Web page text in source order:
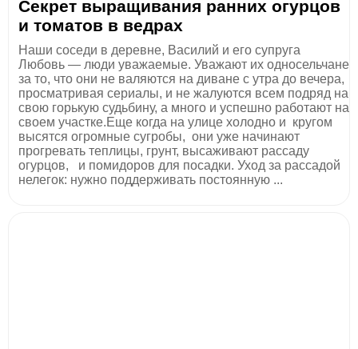
Секрет выращивания ранних огурцов
и томатов в ведрах
Наши соседи в деревне, Василий и его супруга
Любовь — люди уважаемые. Уважают их односельчане
за то, что они не валяются на диване с утра до вечера,
просматривая сериалы, и не жалуются всем подряд на
свою горькую судьбину, а много и успешно работают на
своем участке.Еще когда на улице холодно и кругом
высятся огромные сугробы, они уже начинают
прогревать теплицы, грунт, высаживают рассаду
огурцов, и помидоров для посадки. Уход за рассадой
нелегок: нужно поддерживать постоянную ...